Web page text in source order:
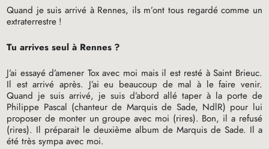
Quand je suis arrivé à Rennes, ils m’ont tous regardé comme un
extraterrestre !
Tu arrives seul à Rennes ?
J’ai essayé d’amener Tox avec moi mais il est resté à Saint Brieuc.
Il est arrivé après. J’ai eu beaucoup de mal à le faire venir.
Quand je suis arrivé, je suis d’abord allé taper à la porte de
Philippe Pascal (chanteur de Marquis de Sade, NdlR) pour lui
proposer de monter un groupe avec moi (rires). Bon, il a refusé
(rires). Il préparait le deuxième album de Marquis de Sade. Il a
été très sympa avec moi.